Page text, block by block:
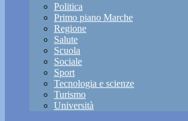
Politica
Primo piano Marche
Regione
Salute
Scuola
Sociale
Sport
Tecnologia e scienze
Turismo
Università